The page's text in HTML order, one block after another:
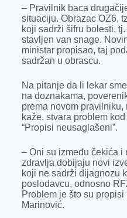
– Pravilnik baca
situaciju. Obrazac OZ6,
koji sadrži šifru bolesti,
stavljen van snage.
ministar propisao, taj
sadržan u obrascu.
Na pitanje da li lekar
na doznakama,
prema novom pravilniku,
kaže, stvara problem
“Propisi neusaglašeni”.
– Oni su između čekića i
zdravlja dobijaju novi
koji ne sadrži dijagnozu
poslodavcu, odnosno
Problem je što su
Marinović.